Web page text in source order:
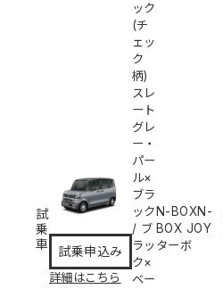
ック
(チ
ェッ
ク
柄)
試
乗
車
試乗申込み
詳細はこちら
スレ
ート
グレ
ー・
パー
ル×
ブラ
ック
/ ブ
ラッ
ク×
ベー
N-BOXN-
BOX JOY
ターボ